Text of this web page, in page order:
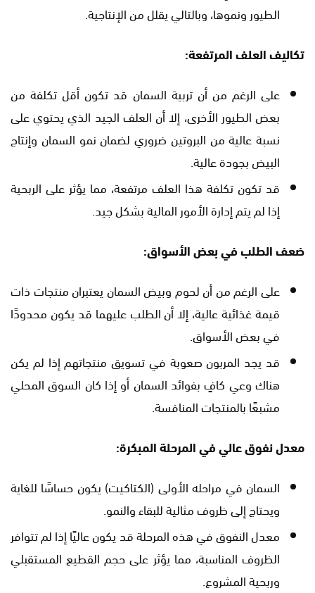
الطيور ونموها، وبالتالي يقلل من الإنتاجية.
تكاليف العلف المرتفعة:
على الرغم من أن تربية السمان قد تكون أقل تكلفة من
بعض الطيور الأخرى، إلا أن العلف الجيد الذي يحتوي على
نسبة عالية من البروتين ضروري لضمان نمو السمان وإنتاج
البيض بجودة عالية.
قد تكون تكلفة هذا العلف مرتفعة، مما يؤثر على الربحية
إذا لم يتم إدارة الأمور المالية بشكل جيد.
ضعف الطلب في بعض الأسواق:
على الرغم من أن لحوم وبيض السمان يعتبران منتجات ذات
قيمة غذائية عالية، إلا أن الطلب عليهما قد يكون محدودًا
في بعض الأسواق.
قد يجد المربون صعوبة في تسويق منتجاتهم إذا لم يكن
هناك وعي كافٍ بفوائد السمان أو إذا كان السوق المحلي
مشبعًا بالمنتجات المنافسة.
معدل نفوق عالي في المرحلة المبكرة:
السمان في مراحله الأولى (الكتاكيت) يكون حساسًا للغاية
ويحتاج إلى ظروف مثالية للبقاء والنمو.
معدل النفوق في هذه المرحلة قد يكون عاليًا إذا لم تتوافر
الظروف المناسبة، مما يؤثر على حجم القطيع المستقبلي
وربحية المشروع.